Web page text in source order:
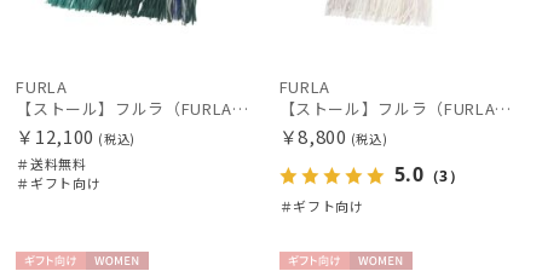
FURLA
【ストール】フルラ（FURLA）ウール100％オンブレーカラーブロック 200*70
￥12,100 (税込)
＃送料無料
＃ギフト向け
FURLA
【ストール】フルラ（FURLA）ウール100％オンブレーカラーブロック 190*50
￥8,800 (税込)
5.0 （3）
＃ギフト向け